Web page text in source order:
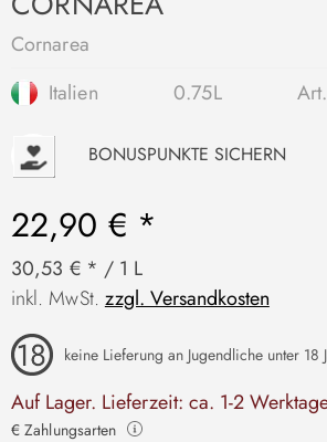
Cornarea
Italien
0.75L
P BONUSPUNKTE SICHERN
22,90 € *
30,53 € * / 1 L
inkl. MwSt. zzgl. Versandkosten
keine Lieferung an Jugendliche unter 18
Auf Lager. Lieferzeit: ca. 1-2
€ Zahlungsarten